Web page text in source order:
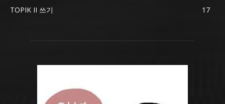
TOPIK II 쓰기
17